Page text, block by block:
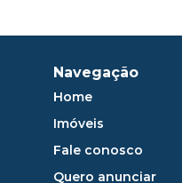
Navegação
Home
Imóveis
Fale conosco
Quero anunciar